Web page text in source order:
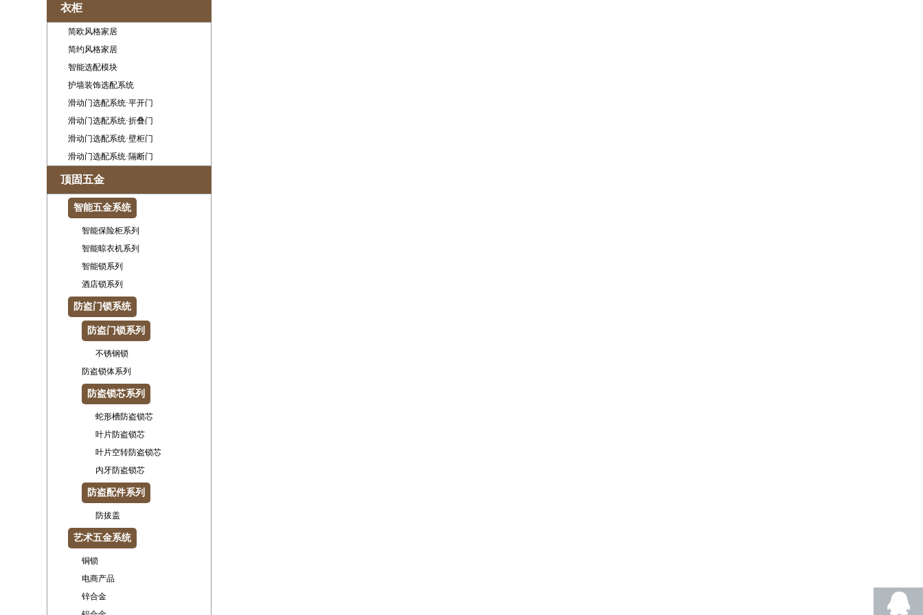
衣柜
简欧风格家居
简约风格家居
智能选配模块
护墙装饰选配系统
滑动门选配系统·平开门
滑动门选配系统·折叠门
滑动门选配系统·壁柜门
滑动门选配系统·隔断门
顶固五金
智能五金系统
智能保险柜系列
智能晾衣机系列
智能锁系列
酒店锁系列
防盗门锁系统
防盗门锁系列
不锈钢锁
防盗锁体系列
防盗锁芯系列
蛇形槽防盗锁芯
叶片防盗锁芯
叶片空转防盗锁芯
内牙防盗锁芯
防盗配件系列
防拔盖
艺术五金系统
铜锁
电商产品
锌合金